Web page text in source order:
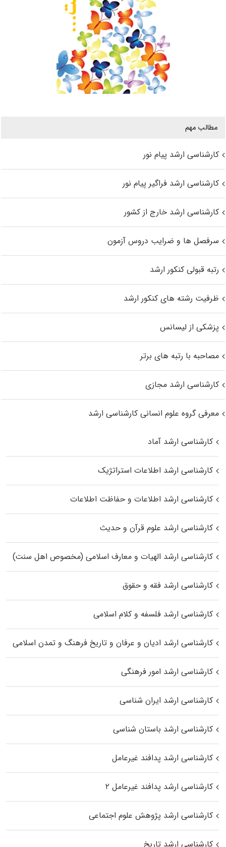
مطالب مهم
کارشناسی ارشد پیام نور
کارشناسی ارشد فراگیر پیام نور
کارشناسی ارشد خارج از کشور
سرفصل ها و ضرایب دروس آزمون
رتبه قبولی کنکور ارشد
ظرفیت رشته های کنکور ارشد
پزشکی از لیسانس
مصاحبه با رتبه های برتر
کارشناسی ارشد مجازی
معرفی گروه علوم انسانی کارشناسی ارشد
کارشناسی ارشد آماد
کارشناسی ارشد اطلاعات استراتژیک
کارشناسی ارشد اطلاعات و حفاظت اطلاعات
کارشناسی ارشد علوم قرآن و حدیث
کارشناسی ارشد الهیات و معارف اسلامی (مخصوص اهل سنت)
کارشناسی ارشد فقه و حقوق
کارشناسی ارشد فلسفه و کلام اسلامی
کارشناسی ارشد ادیان و عرفان و تاریخ فرهنگ و تمدن اسلامی
کارشناسی ارشد امور فرهنگی
کارشناسی ارشد ایران شناسی
کارشناسی ارشد باستان شناسی
کارشناسی ارشد پدافند غیرعامل
کارشناسی ارشد پدافند غیرعامل ۲
کارشناسی ارشد پژوهش علوم اجتماعی
کارشناسی ارشد تاریخ